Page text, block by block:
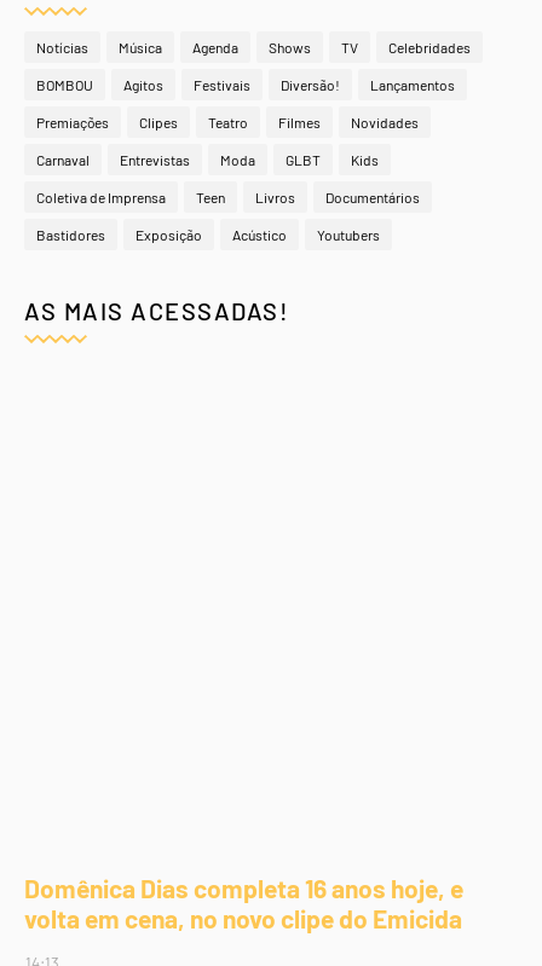
Notícias Música Agenda Shows TV Celebridades
BOMBOU Agitos Festivais Diversão! Lançamentos
Premiações Clipes Teatro Filmes Novidades
Carnaval Entrevistas Moda GLBT Kids
Coletiva de Imprensa Teen Livros Documentários
Bastidores Exposição Acústico Youtubers
AS MAIS ACESSADAS!
Domênica Dias completa 16 anos hoje, e
volta em cena, no novo clipe do Emicida